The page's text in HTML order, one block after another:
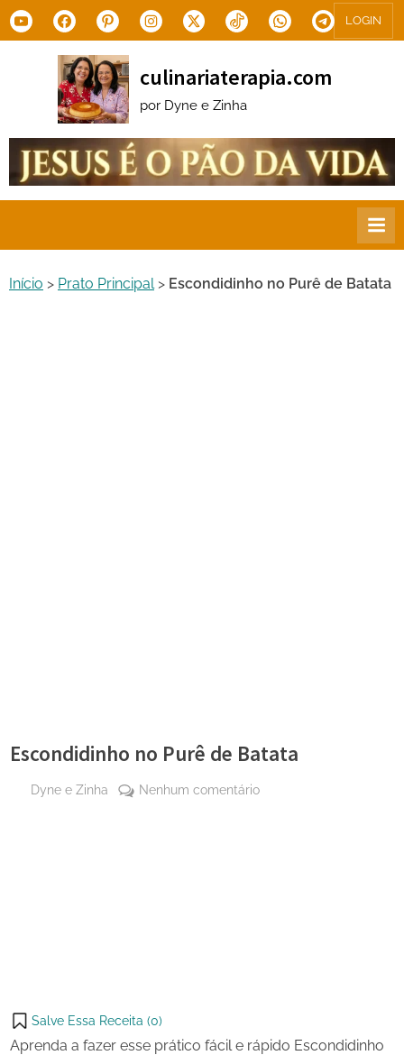
Skip
to
YoutubeFacebookPinterestInstagram
X.com Tiktok WhatsAppTelegram
LOGIN
culinariaterapia.com
por Dyne e Zinha
Início > Prato Principal> Escondidinho no Purê de Batata
Escondidinho no Purê de Batata
By
Dyne e Zinha Nenhum comentárioem
on
X
Salve Essa Receita (0)
Aprenda a fazer esse prático fácil e rápido Escondidinho